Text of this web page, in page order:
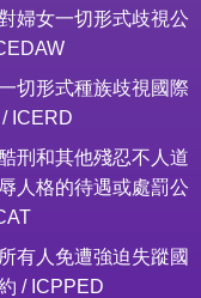
婦女一切形式歧視公
切形式種族歧視國際
ICERD
刑和其他殘忍不人道
人格的待遇或處罰公
有人免遭強迫失蹤國
/ ICPPED